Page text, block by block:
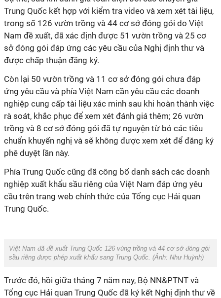
Trung Quốc kết hợp với kiểm tra video và xem xét tài liệu,
trong số 126 vườn trồng và 44 cơ sở đóng gói do Việt
Nam đề xuất, đã xác định được 51 vườn trồng và 25 cơ
sở đóng gói đáp ứng các yêu cầu của Nghị định thư và
được chấp thuận đăng ký.
Còn lại 50 vườn trồng và 11 cơ sở đóng gói chưa đáp
ứng yêu cầu và phía Việt Nam cần yêu cầu các doanh
nghiệp cung cấp tài liệu xác minh sau khi hoàn thành việc
rà soát, khắc phục để xem xét đánh giá thêm; 26 vườn
trồng và 8 cơ sở đóng gói đã tự nguyện từ bỏ các tiêu
chuẩn khuyến nghị và sẽ không được xem xét để đăng ký
phê duyệt lần này.
Phía Trung Quốc cũng đã công bố danh sách các doanh
nghiệp xuất khẩu sầu riêng của Việt Nam đáp ứng yêu
cầu trên trang web chính thức của Tổng cục Hải quan
Trung Quốc.
Việt Nam đã đề xuất Trung Quốc 126 vùng trồng và 44 cơ sở đóng gói
sầu riêng được phép xuất khẩu sang Trung Quốc. (Ảnh: Như Huỳnh)
Trước đó, hồi giữa tháng 7 năm nay, Bộ NN&PTNT và
Tổng cục Hải quan Trung Quốc đã ký kết Nghị định thư về